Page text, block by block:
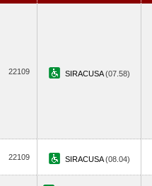
22109 SIRACUSA(07.58)
22109 SIRACUSA(08.04)